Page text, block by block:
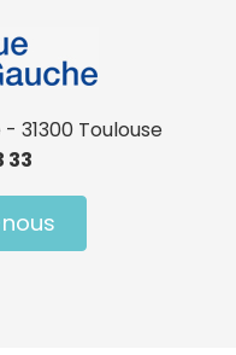
31300 Toulouse
33